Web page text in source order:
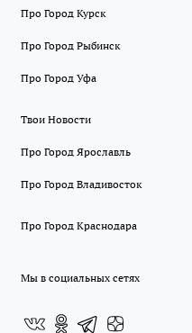
Про Город Курск
Про Город Рыбинск
Про Город Уфа
Твои Новости
Про Город Ярославль
Про Город Владивосток
Про Город Краснодара
Мы в социальных сетях